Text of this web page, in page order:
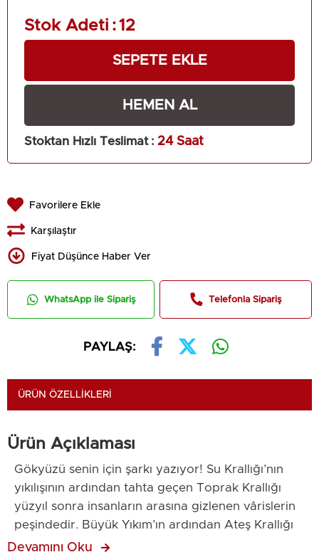
Stok Adeti :12
Stoktan Hızlı Teslimat : 24 Saat
Favorilere Ekle
Karşılaştır
Fiyat Düşünce Haber Ver
WhatsApp ile Sipariş Telefonla Sipariş
PAYLAŞ:
ÜRÜN ÖZELLIKLERI
Ürün Açıklaması
Gökyüzü senin için şarkı yazıyor! Su Krallığı’nın
yıkılışının ardından tahta geçen Toprak Krallığı
yüzyıl sonra insanların arasına gizlenen vârislerin
peşindedir. Büyük Yıkım’ın ardından Ateş Krallığı
esir düşmüş, Hava Krallığı çok kayıp verse de
Devamını Oku